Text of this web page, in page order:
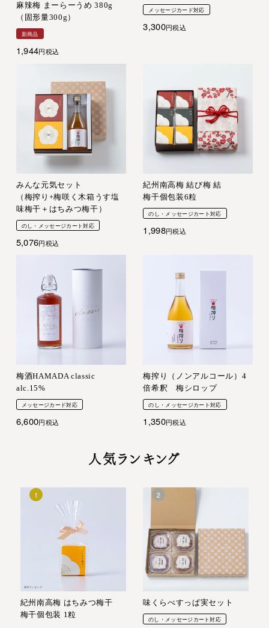
麻辣梅 まーらーうめ 380g
（固形量300g）
新商品
1,944 税込
メッセージカード対応
3,300 税込
みんな元気セット
（梅搾り+梅咲く木箱うす塩
味梅干＋はちみつ梅干）
のし・メッセージカート対応
5,076 税込
紀州南高梅 結び梅 結
梅干個包装6粒
のし・メッセージカート対応
1,998 税込
梅酒HAMADA classic
alc.15%
メッセージカード対応
6,600 税込
梅搾り（ノンアルコール）4
倍希釈 梅シロップ
のし・メッセージカート対応
1,350 税込
人気ランキング
紀州南高梅 はちみつ梅干
梅干個包装 1粒
味くらべすっぱ実セット
のし・メッセージカート対応